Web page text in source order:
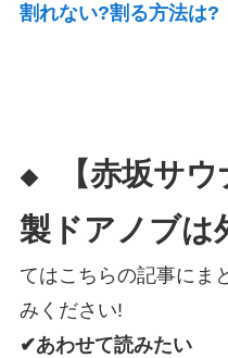
割れない?割る方法は?
◆
【赤坂サ
製ドアノブは
てはこちらの記事にま
みください!
✔あわせて読みたい